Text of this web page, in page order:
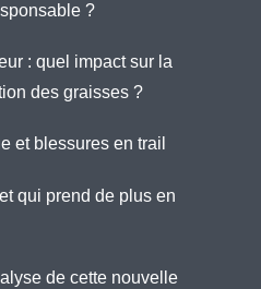
?
: quel impact sur la
des graisses ?
et blessures en trail
qui prend de plus en
de cette nouvelle